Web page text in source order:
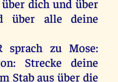
über dich und über
über alle
deine
sprach zu Mose:
: Strecke
deine
Stab aus über die